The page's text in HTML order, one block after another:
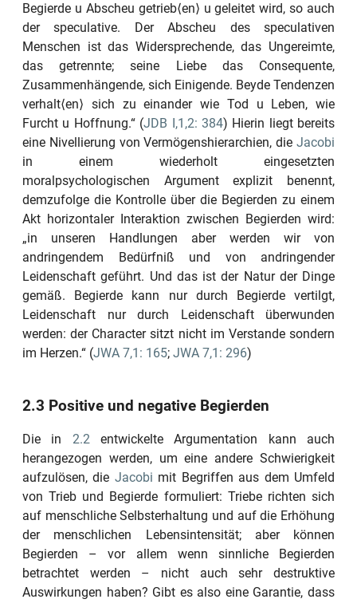
Begierde u Abscheu getrieb⟨en⟩ u geleitet wird, so auch
der speculative. Der Abscheu des speculativen
Menschen ist das Widersprechende, das Ungereimte,
das getrennte; seine Liebe das Consequente,
Zusammenhängende, sich Einigende. Beyde Tendenzen
verhalt⟨en⟩ sich zu einander wie Tod u Leben, wie
Furcht u Hoffnung.“(JDB I,1,2: 384) Hierin liegt bereits
eine Nivellierung von Vermögenshierarchien, die Jacobi
in einem wiederholt eingesetzten
moralpsychologischen Argument explizit benennt,
demzufolge die Kontrolle über die Begierden zu einem
Akt horizontaler Interaktion zwischen Begierden wird:
„in unseren Handlungen aber werden wir von
andringendem Bedürfniß und von andringender
Leidenschaft geführt. Und das ist der Natur der Dinge
gemäß. Begierde kann nur durch Begierde vertilgt,
Leidenschaft nur durch Leidenschaft überwunden
werden: der Character sitzt nicht im Verstande sondern
im Herzen.“ (JWA 7,1: 165; JWA 7,1: 296)
2.3 Positive und negative Begierden
Die in 2.2entwickelte Argumentation kann auch
herangezogen werden, um eine andere Schwierigkeit
aufzulösen, die Jacobi mit Begriffen aus dem Umfeld
von Trieb und Begierde formuliert: Triebe richten sich
auf menschliche Selbsterhaltung und auf die Erhöhung
der menschlichen Lebensintensität; aber können
Begierden – vor allem wenn sinnliche Begierden
betrachtet werden – nicht auch sehr destruktive
Auswirkungen haben? Gibt es also eine Garantie, dass